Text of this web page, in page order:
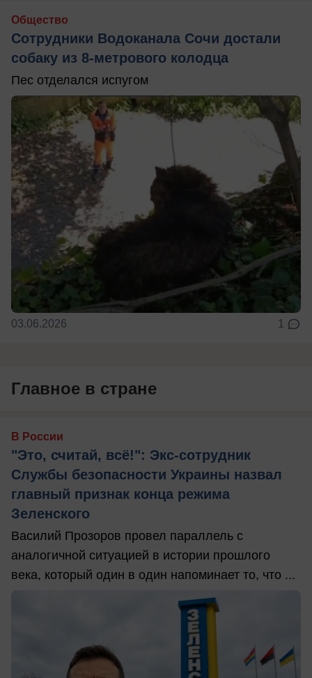
Общество
Сотрудники Водоканала Сочи достали
собаку из 8-метрового колодца
Пес отделался испугом
03.06.2026 1
Главное в стране
В России
"Это, считай, всё!": Экс-сотрудник
Службы безопасности Украины назвал
главный признак конца режима
Зеленского
Василий Прозоров провел параллель с
аналогичной ситуацией в истории прошлого
века, который один в один напоминает то, что ...